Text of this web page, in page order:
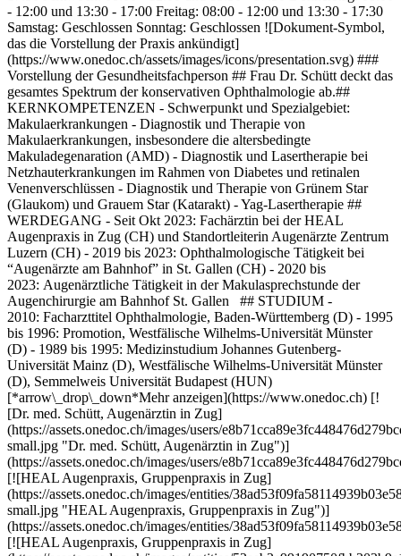
- 12:00 und 13:30 - 17:00 Freitag: 08:00 - 12:00 und 13:30 - 17:30
Samstag: Geschlossen Sonntag: Geschlossen ![Dokument-Symbol,
das die Vorstellung der Praxis ankündigt]
(https://www.onedoc.ch/assets/images/icons/presentation.svg) ###
Vorstellung der Gesundheitsfachperson ## Frau Dr. Schütt deckt das
gesamtes Spektrum der konservativen Ophthalmologie ab.​ ##
KERNKOMPETENZEN - Schwerpunkt und Spezialgebiet:
Makulaerkrankungen - Diagnostik und Therapie von
Makulaerkrankungen, insbesondere die altersbedingte
Makuladegenaration (AMD) - Diagnostik und Lasertherapie bei
Netzhauterkrankungen im Rahmen von Diabetes und retinalen
Venenverschlüssen - Diagnostik und Therapie von Grünem Star
(Glaukom) und Grauem Star (Katarakt) - Yag-Lasertherapie ##
WERDEGANG - Seit Okt 2023: Fachärztin bei der HEAL
Augenpraxis in Zug (CH) und Standortleiterin Augenärzte Zentrum
Luzern (CH) - 2019 bis 2023: Ophthalmologische Tätigkeit bei
“Augenärzte am Bahnhof” in St. Gallen (CH) - 2020 bis
2023: Augenärztliche Tätigkeit in der Makulasprechstunde der
Augenchirurgie am Bahnhof St. Gallen ## STUDIUM -
2010: Facharzttitel Ophthalmologie, Baden-Württemberg (D) - 1995
bis 1996: Promotion, Westfälische Wilhelms-Universität Münster
(D) - 1989 bis 1995: Medizinstudium Johannes Gutenberg-
Universität Mainz (D), Westfälische Wilhelms-Universität Münster
(D), Semmelweis Universität Budapest (HUN)
[*arrow\_drop\_down*Mehr anzeigen](https://www.onedoc.ch) [!
[Dr. med. Schütt, Augenärztin in Zug]
(https://assets.onedoc.ch/images/users/
small.jpg "Dr. med. Schütt, Augenärztin in Zug")]
(https://assets.onedoc.ch/images/users/
[![HEAL Augenpraxis, Gruppenpraxis in Zug]
(https://assets.onedoc.ch/images/entities/
small.jpg "HEAL Augenpraxis, Gruppenpraxis in Zug")]
(https://assets.onedoc.ch/images/entities/
[![HEAL Augenpraxis, Gruppenpraxis in Zug]